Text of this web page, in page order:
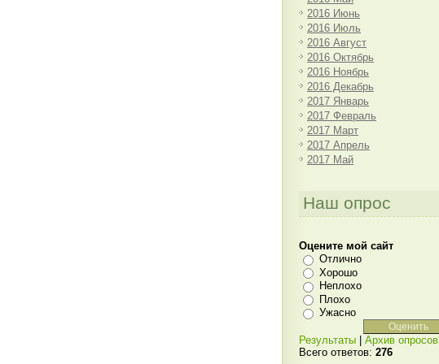
2016 Июнь
2016 Июль
2016 Август
2016 Октябрь
2016 Ноябрь
2016 Декабрь
2017 Январь
2017 Февраль
2017 Март
2017 Апрель
2017 Май
Наш опрос
Оцените мой сайт
Отлично
Хорошо
Неплохо
Плохо
Ужасно
Результаты
Архив опросов
Всего ответов: 276